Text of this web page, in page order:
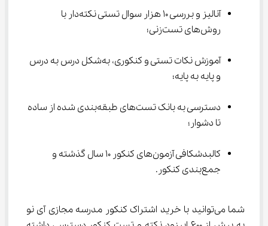
آنالیز و بررسی 10 هزار سوال تستی نکته‌دار با
روش‌های تست‌زنی؛
آموزش نکات تستی و کنکوری، به‌شکل درس به درس
و پایه به پایه؛
دسترسی به بانک تست‌های طبقه‌بندی شده از ساده
تا دشوار؛
کالبدشکافی آزمون‌های کنکور 10 سال گذشته و
جمع‌بندی کنکور.
شما می‌توانید با خرید اشتراک کنکور مدرسه مجازی آی نو